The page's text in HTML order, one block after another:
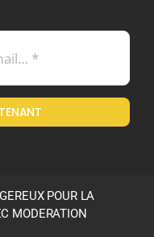
et de retours
POUR LA
MODERATION